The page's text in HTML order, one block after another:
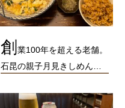
創 業100年を超える老舗。
石昆の親子月見きしめん…